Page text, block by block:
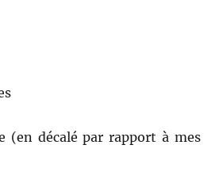
(en décalé par rapport à mes